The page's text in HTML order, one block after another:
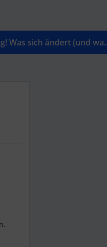
Was sich ändert (und